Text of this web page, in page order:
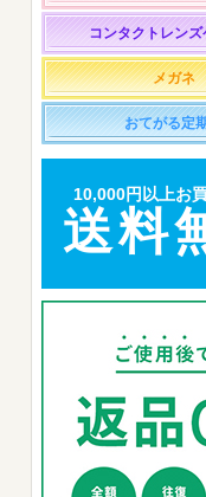
コンタクトレン
メガネ
おてがる定
10,000円以上お
送料